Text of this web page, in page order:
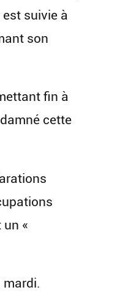
suivie à
son
fin à
cette
«
mardi.